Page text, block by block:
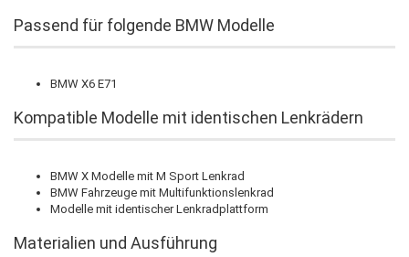
Passend für folgende BMW Modelle
BMW X6 E71
Kompatible Modelle mit identischen Lenkrädern
BMW X Modelle mit M Sport Lenkrad
BMW Fahrzeuge mit Multifunktionslenkrad
Modelle mit identischer Lenkradplattform
Materialien und Ausführung